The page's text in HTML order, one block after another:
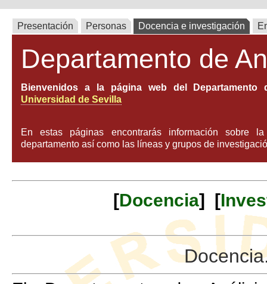
Presentación Personas Docencia e investigación
Departamento de
Bienvenidos a la página web del Departamento
Universidad de Sevilla
En estas páginas encontrarás información sobre
departamento así como las líneas y grupos de
[Docencia] [